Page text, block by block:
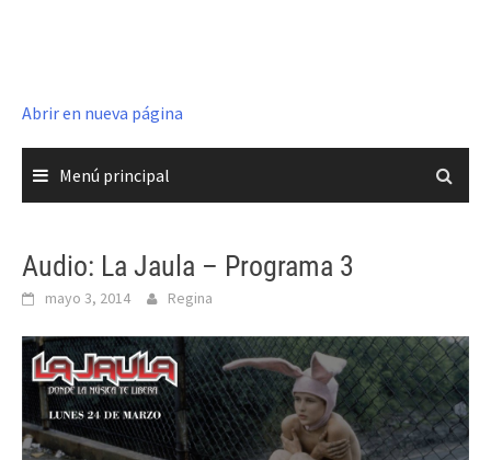
Abrir en nueva página
Menú principal
Audio: La Jaula – Programa 3
mayo 3, 2014 Regina